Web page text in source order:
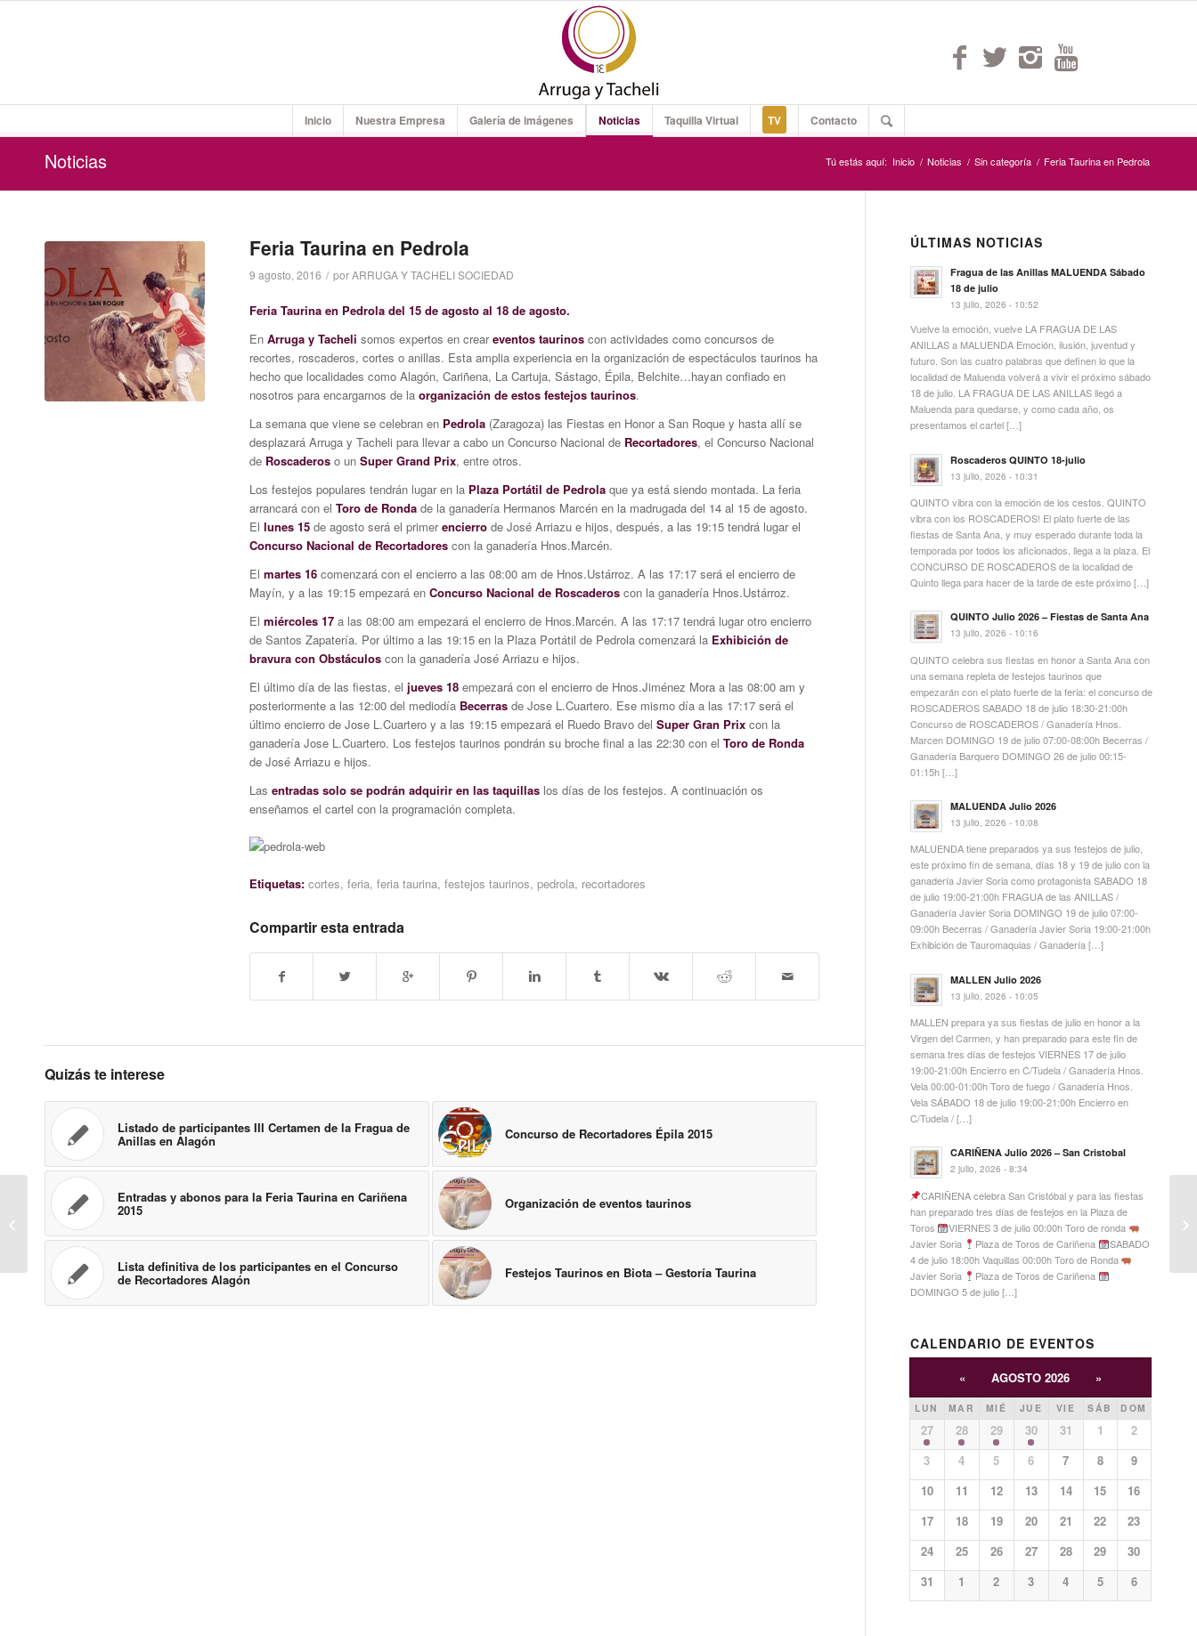
Inicio Nuestra Empresa Galería de imágenes Noticias Taquilla Virtual TV Contacto
Noticias Tú estás aquí: Inicio / Noticias / Sin categoría / Feria Taurina en Pedrola
Feria Taurina en Pedrola
9 agosto, 2016 / porARRUGA Y TACHELI SOCIEDAD
Feria Taurina en Pedrola del 15 de agosto al 18 de agosto.
En Arruga y Tacheli somos expertos en creareventos taurinos con actividades como concursos de
recortes, roscaderos, cortes o anillas. Esta amplia experiencia en la organización de espectáculos taurinos ha
hecho que localidades como Alagón, Cariñena, La Cartuja, Sástago, Épila, Belchite…hayan confiado en
nosotros para encargarnos de la organización de estos festejos taurinos.
La semana que viene se celebran en Pedrola (Zaragoza) las Fiestas en Honor a San Roque y hasta allí se
desplazará Arruga y Tacheli para llevar a cabo un Concurso Nacional de Recortadores, el Concurso Nacional
de Roscaderos o un Super Grand Prix, entre otros.
Los festejos populares tendrán lugar en la Plaza Portátil de Pedrola que ya está siendo montada. La feria
arrancará con el Toro de Ronda de la ganadería Hermanos Marcén en la madrugada del 14 al 15 de agosto.
El lunes 15 de agosto será el primerencierro de José Arriazu e hijos, después, a las 19:15 tendrá lugar el
Concurso Nacional de Recortadores con la ganadería Hnos.Marcén.
El martes 16 comenzará con el encierro a las 08:00 am de Hnos.Ustárroz. A las 17:17 será el encierro de
Mayín, y a las 19:15 empezará en Concurso Nacional de Roscaderos con la ganadería Hnos.Ustárroz.
El miércoles 17 a las 08:00 am empezará el encierro de Hnos.Marcén. A las 17:17 tendrá lugar otro encierro
de Santos Zapatería. Por último a las 19:15 en la Plaza Portátil de Pedrola comenzará la Exhibición de
bravura con Obstáculos con la ganadería José Arriazu e hijos.
El último día de las fiestas, el jueves 18 empezará con el encierro de Hnos.Jiménez Mora a las 08:00 am y
posteriormente a las 12:00 del mediodía Becerras de Jose L.Cuartero. Ese mismo día a las 17:17 será el
último encierro de Jose L.Cuartero y a las 19:15 empezará el Ruedo Bravo del Super Gran Prix con la
ganadería Jose L.Cuartero. Los festejos taurinos pondrán su broche final a las 22:30 con el Toro de Ronda
de José Arriazu e hijos.
Las entradas solo se podrán adquirir en las taquillas los días de los festejos. A continuación os
enseñamos el cartel con la programación completa.
Etiquetas: cortes, feria, feria taurina, festejos taurinos, pedrola, recortadores
Compartir esta entrada
Quizás te interese
Listado de participantes III Certamen de la Fragua de
Anillas en Alagón Concurso de Recortadores Épila 2015
Entradas y abonos para la Feria Taurina en Cariñena
2015 Organización de eventos taurinos
Lista definitiva de los participantes en el Concurso
de Recortadores Alagón Festejos Taurinos en Biota – Gestoría Taurina
ÚLTIMAS NOTICIAS
Fragua de las Anillas MALUENDA Sábado
18 de julio
13 julio, 2026 - 10:52
Vuelve la emoción, vuelve LA FRAGUA DE LAS
ANILLAS a MALUENDA Emoción, ilusión, juventud y
futuro. Son las cuatro palabras que definen lo que la
localidad de Maluenda volverá a vivir el próximo sábado
18 de julio. LA FRAGUA DE LAS ANILLAS llegó a
Maluenda para quedarse, y como cada año, os
presentamos el cartel […]
Roscaderos QUINTO 18-julio
13 julio, 2026 - 10:31
QUINTO vibra con la emoción de los cestos. QUINTO
vibra con los ROSCADEROS! El plato fuerte de las
fiestas de Santa Ana, y muy esperado durante toda la
temporada por todos los aficionados, llega a la plaza. El
CONCURSO DE ROSCADEROS de la localidad de
Quinto llega para hacer de la tarde de este próximo […]
QUINTO Julio 2026 – Fiestas de Santa Ana
13 julio, 2026 - 10:16
QUINTO celebra sus fiestas en honor a Santa Ana con
una semana repleta de festejos taurinos que
empezarán con el plato fuerte de la feria: el concurso de
ROSCADEROS SABADO 18 de julio 18:30-21:00h
Concurso de ROSCADEROS / Ganadería Hnos.
Marcen DOMINGO 19 de julio 07:00-08:00h Becerras /
Ganadería Barquero DOMINGO 26 de julio 00:15-
01:15h […]
MALUENDA Julio 2026
13 julio, 2026 - 10:08
MALUENDA tiene preparados ya sus festejos de julio,
este próximo fin de semana, días 18 y 19 de julio con la
ganadería Javier Soria como protagonista SABADO 18
de julio 19:00-21:00h FRAGUA de las ANILLAS /
Ganadería Javier Soria DOMINGO 19 de julio 07:00-
09:00h Becerras / Ganadería Javier Soria 19:00-21:00h
Exhibición de Tauromaquias / Ganadería […]
MALLEN Julio 2026
13 julio, 2026 - 10:05
MALLEN prepara ya sus fiestas de julio en honor a la
Virgen del Carmen, y han preparado para este fin de
semana tres días de festejos VIERNES 17 de julio
19:00-21:00h Encierro en C/Tudela / Ganadería Hnos.
Vela 00:00-01:00h Toro de fuego / Ganadería Hnos.
Vela SÁBADO 18 de julio 19:00-21:00h Encierro en
C/Tudela / […]
CARIÑENA Julio 2026 – San Cristobal
2 julio, 2026 - 8:34
CARIÑENA celebra San Cristóbal y para las fiestas
han preparado tres días de festejos en la Plaza de
Toros
VIERNES 3 de julio 00:00h Toro de ronda
Javier Soria
Plaza de Toros de Cariñena
SABADO
4 de julio 18:00h Vaquillas 00:00h Toro de Ronda
Javier Soria
Plaza de Toros de Cariñena
DOMINGO 5 de julio […]
CALENDARIO DE EVENTOS
« AGOSTO 2026 »
LUN MAR MIÉ JUE VIE SÁB DOM
27 28 29 30 31 1
2
3
4 5 6 7 8
9
10
11 12 13 14 15
16
17
18 19 20 21 22
23
24
25 26 27 28 29
30
31
1 2 3 4 5 6
Organización de
eventos taurinos